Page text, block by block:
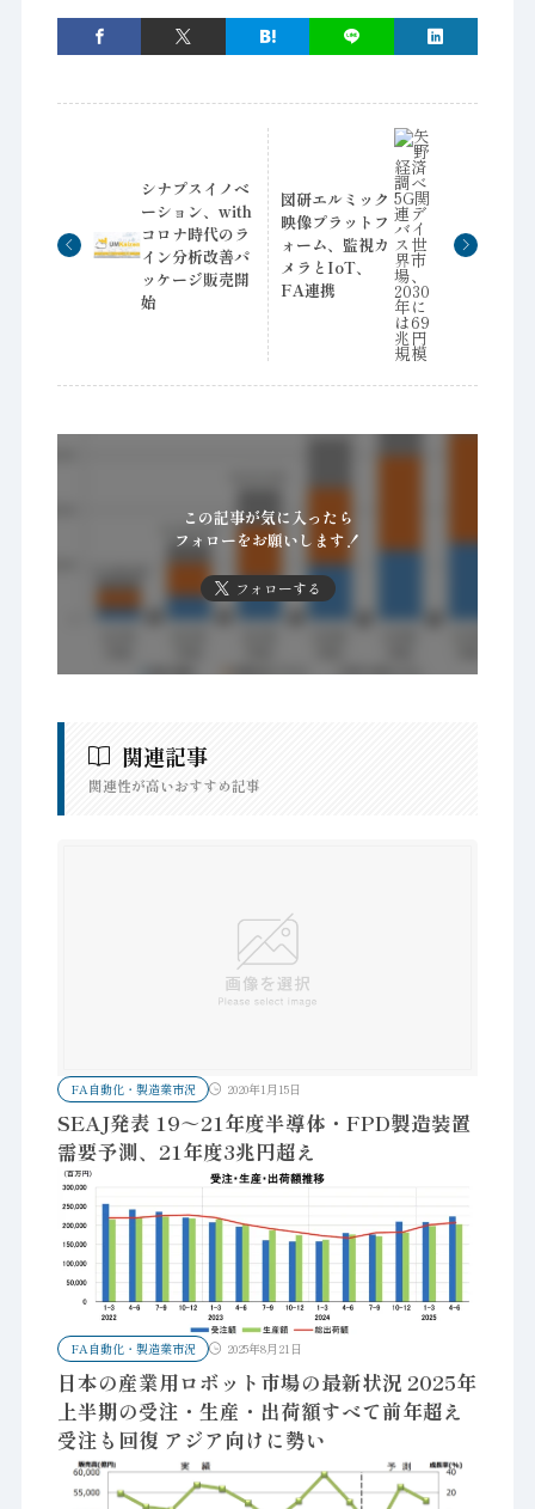
シナプスイノベ
ーション、with
コロナ時代のラ
イン分析改善パ
ッケージ販売開
始
図研エルミック
映像プラットフ
ォーム、監視カ
メラとIoT、
FA連携
この記事が気に入ったら
フォローをお願いします！
フォローする
関連記事
関連性が高いおすすめ記事
FA自動化・製造業市況 2020年1月15日
SEAJ発表 19～21年度半導体・FPD製造装置
需要予測、21年度3兆円超え
FA自動化・製造業市況 2025年8月21日
日本の産業用ロボット市場の最新状況 2025年
上半期の受注・生産・出荷額すべて前年超え
受注も回復 アジア向けに勢い